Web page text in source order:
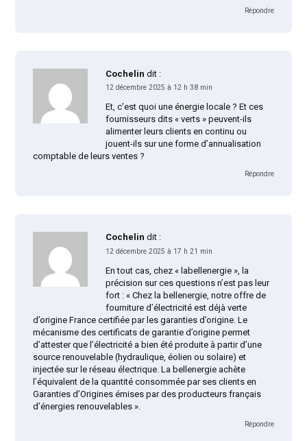
Répondre
Cochelin dit :
12 décembre 2025 à 12 h 38 min
Et, c’est quoi une énergie locale ? Et ces
fournisseurs dits « verts » peuvent-ils
alimenter leurs clients en continu ou
jouent-ils sur une forme d’annualisation
comptable de leurs ventes ?
Répondre
Cochelin dit :
12 décembre 2025 à 17 h 21 min
En tout cas, chez « labellenergie », la
précision sur ces questions n’est pas leur
fort : « Chez la bellenergie, notre offre de
fourniture d’électricité est déjà verte
d’origine France certifiée par les garanties d’origine. Le
mécanisme des certificats de garantie d’origine permet
d’attester que l’électricité a bien été produite à partir d’une
source renouvelable (hydraulique, éolien ou solaire) et
injectée sur le réseau électrique. La bellenergie achète
l’équivalent de la quantité consommée par ses clients en
Garanties d’Origines émises par des producteurs français
d’énergies renouvelables ».
Répondre